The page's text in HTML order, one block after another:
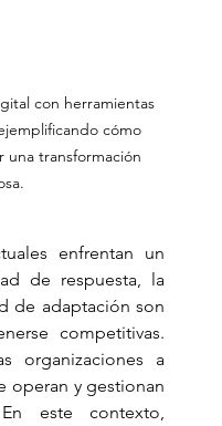
con herramientas
cómo
una transformación
enfrentan un
de respuesta, la
de adaptación son
competitivas.
organizaciones a
operan y gestionan
este contexto,